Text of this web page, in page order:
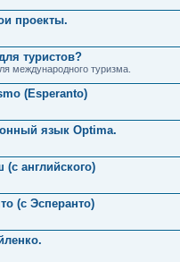
проекты.
туристов?
международного туризма.
(Esperanto)
язык Optima.
английского)
(с Эсперанто)